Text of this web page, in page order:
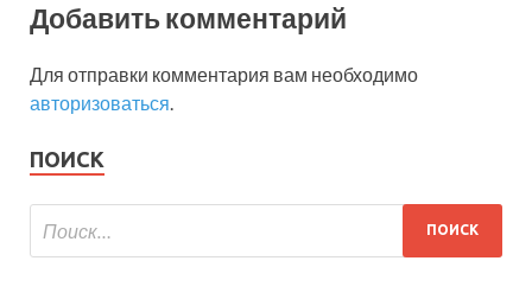
Добавить комментарий
Для отправки комментария вам необходимо
авторизоваться.
ПОИСК